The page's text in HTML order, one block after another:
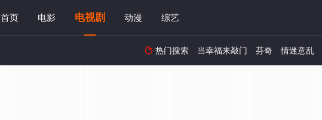
首页 电影 电视剧 动漫 综艺
 热门搜索 当幸福来敲门 芬奇 情迷意乱